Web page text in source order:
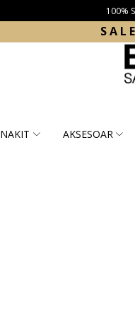
100%
S A L E
NAKIT AKSESOAR